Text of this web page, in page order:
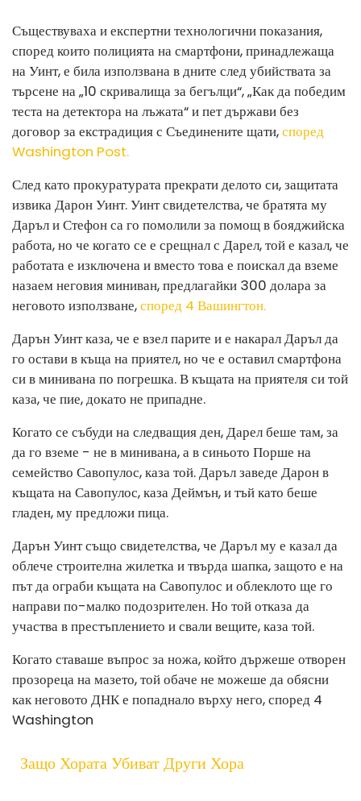
Съществуваха и експертни технологични показания,
според които полицията на смартфони, принадлежаща
на Уинт, е била използвана в дните след убийствата за
търсене на „10 скривалища за бегълци“, „Как да победим
теста на детектора на лъжата“ и пет държави без
договор за екстрадиция с Съединените щати,според
Washington Post.
След като прокуратурата прекрати делото си, защитата
извика Дарон Уинт. Уинт свидетелства, че братята му
Даръл и Стефон са го помолили за помощ в бояджийска
работа, но че когато се е срещнал с Дарел, той е казал, че
работата е изключена и вместо това е поискал да вземе
назаем неговия миниван, предлагайки 300 долара за
неговото използване,според 4 Вашингтон.
Дарън Уинт каза, че е взел парите и е накарал Даръл да
го остави в къща на приятел, но че е оставил смартфона
си в минивана по погрешка. В къщата на приятеля си той
каза, че пие, докато не припадне.
Когато се събуди на следващия ден, Дарел беше там, за
да го вземе - не в минивана, а в синьото Порше на
семейство Савопулос, каза той. Даръл заведе Дарон в
къщата на Савопулос, каза Деймън, и тъй като беше
гладен, му предложи пица.
Дарън Уинт също свидетелства, че Даръл му е казал да
облече строителна жилетка и твърда шапка, защото е на
път да ограби къщата на Савопулос и облеклото ще го
направи по-малко подозрителен. Но той отказа да
участва в престъплението и свали вещите, каза той.
Когато ставаше въпрос за ножа, който държеше отворен
прозореца на мазето, той обаче не можеше да обясни
как неговото ДНК е попаднало върху него, според 4
Washington
Защо Хората Убиват Други Хора